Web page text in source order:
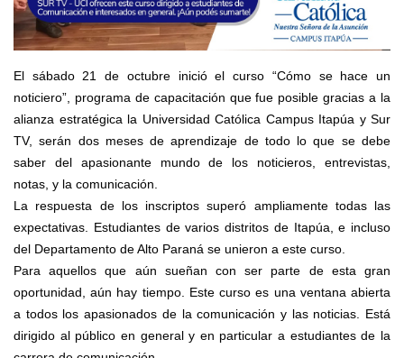
El sábado 21 de octubre inició el curso “Cómo se hace un
noticiero”, programa de capacitación que fue posible gracias a la
alianza estratégica la Universidad Católica Campus Itapúa y Sur
TV, serán dos meses de aprendizaje de todo lo que se debe
saber del apasionante mundo de los noticieros, entrevistas,
notas, y la comunicación.
La respuesta de los inscriptos superó ampliamente todas las
expectativas. Estudiantes de varios distritos de Itapúa, e incluso
del Departamento de Alto Paraná se unieron a este curso.
Para aquellos que aún sueñan con ser parte de esta gran
oportunidad, aún hay tiempo. Este curso es una ventana abierta
a todos los apasionados de la comunicación y las noticias. Está
dirigido al público en general y en particular a estudiantes de la